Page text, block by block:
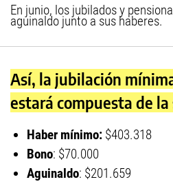
En junio, los jubilados y
aguinaldo junto a sus haberes.
Así, la jubilación
estará compuesta de
Haber mínimo: $403.318
Bono: $70.000
Aguinaldo: $201.659